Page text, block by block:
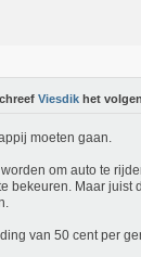
Viesdik het
moeten gaan.
om auto te
bekeuren. Maar
van 50 cent per